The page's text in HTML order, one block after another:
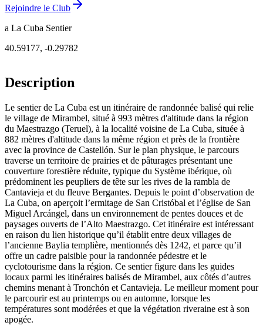
Rejoindre le Club
a La Cuba Sentier
40.59177, -0.29782
Description
Le sentier de La Cuba est un itinéraire de randonnée balisé qui relie
le village de Mirambel, situé à 993 mètres d'altitude dans la région
du Maestrazgo (Teruel), à la localité voisine de La Cuba, située à
882 mètres d'altitude dans la même région et près de la frontière
avec la province de Castellón. Sur le plan physique, le parcours
traverse un territoire de prairies et de pâturages présentant une
couverture forestière réduite, typique du Système ibérique, où
prédominent les peupliers de tête sur les rives de la rambla de
Cantavieja et du fleuve Bergantes. Depuis le point d’observation de
La Cuba, on aperçoit l’ermitage de San Cristóbal et l’église de San
Miguel Arcángel, dans un environnement de pentes douces et de
paysages ouverts de l’Alto Maestrazgo. Cet itinéraire est intéressant
en raison du lien historique qu’il établit entre deux villages de
l’ancienne Baylia templière, mentionnés dès 1242, et parce qu’il
offre un cadre paisible pour la randonnée pédestre et le
cyclotourisme dans la région. Ce sentier figure dans les guides
locaux parmi les itinéraires balisés de Mirambel, aux côtés d’autres
chemins menant à Tronchón et Cantavieja. Le meilleur moment pour
le parcourir est au printemps ou en automne, lorsque les
températures sont modérées et que la végétation riveraine est à son
apogée.